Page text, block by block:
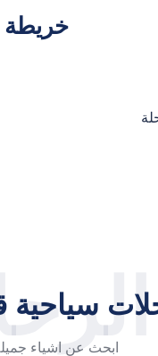
خريطة
سياحية
ابحث عن اشياء